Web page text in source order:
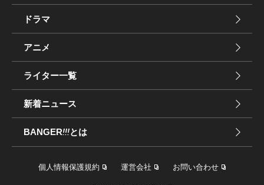
ドラマ
アニメ
ライター一覧
新着ニュース
BANGER!!!とは
個人情報保護規約 運営会社 お問い合わせ